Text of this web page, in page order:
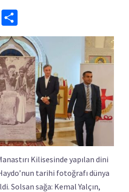
Copy
Kilisesinde yapılan dini
tarihi fotoğrafı dünya
Solsan sağa: Kemal Yalçın,